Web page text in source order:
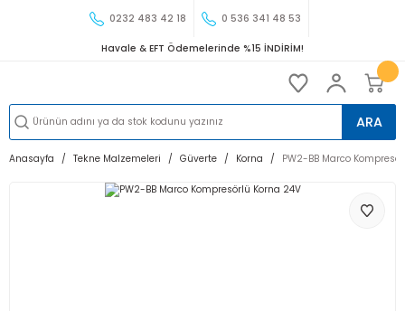
0232 483 42 18 0 536 341 48 53
Havale & EFT Ödemelerinde %15 İNDİRİM!
ARA
Anasayfa Tekne Malzemeleri Güverte Korna PW2-BB Marco